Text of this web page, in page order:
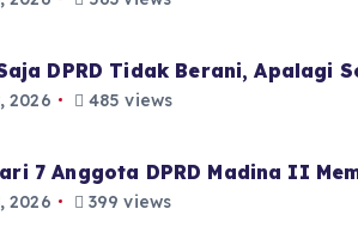
DPRD Tidak Berani, Apalagi
2026 485 views
7 Anggota DPRD Madina II
2026 399 views